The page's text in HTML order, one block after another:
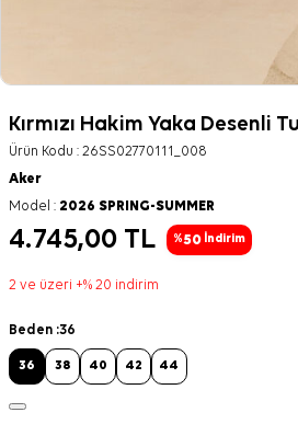
Kırmızı Hakim Yaka Desenli
Ürün Kodu : 26SS02770111_008
Aker
Model : 2026 SPRING-SUMMER
4.745,00 TL %50 İndirim
2 ve üzeri +% 20 indirim
Beden :36
36 38 40 42 44